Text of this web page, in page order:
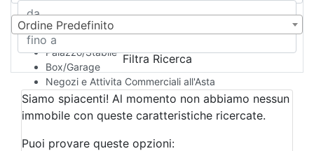
Camera d'Albergo
Multiproprietà
Palazzo/Stabile
Box/Garage
Negozi e Attivita Commerciali all'Asta
Qualsiasi
Attività/Licenza Commerciale
Azienda Agricola
Bar/Ristorante
Ordine Predefinito
Filtra Ricerca
Siamo spiacenti! Al momento non abbiamo nessun
immobile con queste caratteristiche ricercate.
Puoi provare queste opzioni: